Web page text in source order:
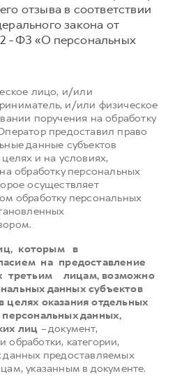
отзыва в соответствии
закона от
- ФЗ «О персональных
лицо, и/или
и/или физическое
поручения на обработку
предоставил право
данные субъектов
и на условиях,
обработку персональных
осуществляет
обработку персональных
которым в
на предоставление
третьим лицам, возможно
данных субъектов
целях оказания отдельных
персональных данных,
лиц – документ,
категории,
данных предоставляемых
указанным в документе.